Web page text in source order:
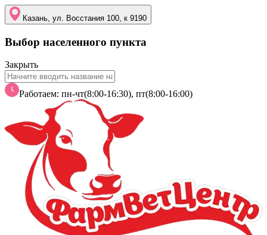
Казань, ул. Восстания 100, к 9190
Выбор населенного пункта
Закрыть
Работаем: пн-чт(8:00-16:30), пт(8:00-16:00)